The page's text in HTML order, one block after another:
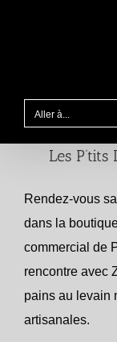
Aller à...
Les
Rendez-vous
dans la
commercial de
rencontre avec
pains au levain
artisanales.